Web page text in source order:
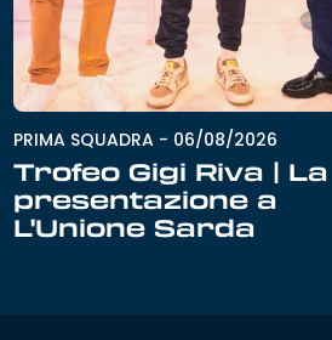
PRIMA SQUADRA - 06/08/2026
Trofeo Gigi Riva | La
presentazione a
L'Unione Sarda